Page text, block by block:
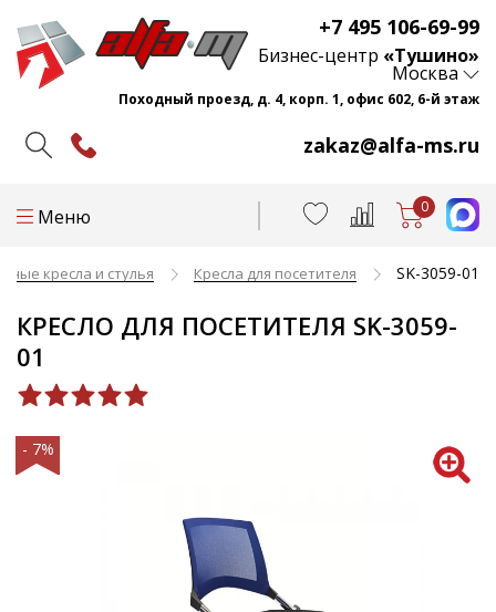
+7 495 106-69-99
zakaz@alfa-ms.ru
Бизнес-центр «Тушино»
Москва
Походный проезд, д. 4, корп. 1, офис 602, 6-й этаж
Меню 0
кресла и стулья Кресла для посетителя SK-3059-01
КРЕСЛО ДЛЯ ПОСЕТИТЕЛЯ SK-3059-
01
- 7%